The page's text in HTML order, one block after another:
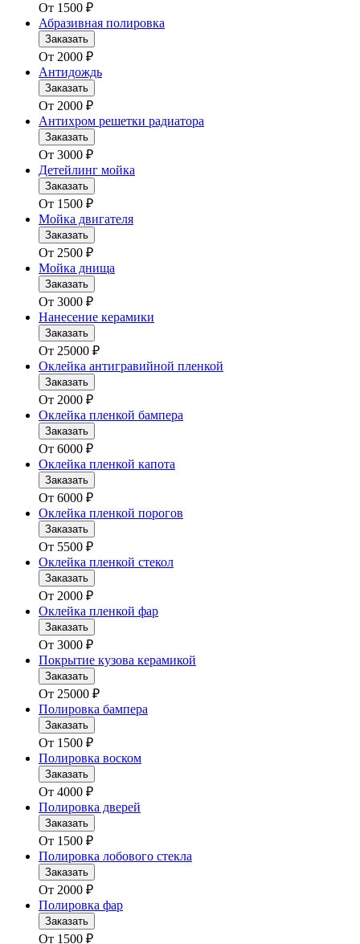
От 1500 ₽
Абразивная полировка
Заказать
От 2000 ₽
Антидождь
Заказать
От 2000 ₽
Антихром решетки радиатора
Заказать
От 3000 ₽
Детейлинг мойка
Заказать
От 1500 ₽
Мойка двигателя
Заказать
От 2500 ₽
Мойка днища
Заказать
От 3000 ₽
Нанесение керамики
Заказать
От 25000 ₽
Оклейка антигравийной пленкой
Заказать
От 2000 ₽
Оклейка пленкой бампера
Заказать
От 6000 ₽
Оклейка пленкой капота
Заказать
От 6000 ₽
Оклейка пленкой порогов
Заказать
От 5500 ₽
Оклейка пленкой стекол
Заказать
От 2000 ₽
Оклейка пленкой фар
Заказать
От 3000 ₽
Покрытие кузова керамикой
Заказать
От 25000 ₽
Полировка бампера
Заказать
От 1500 ₽
Полировка воском
Заказать
От 4000 ₽
Полировка дверей
Заказать
От 1500 ₽
Полировка лобового стекла
Заказать
От 2000 ₽
Полировка фар
Заказать
От 1500 ₽